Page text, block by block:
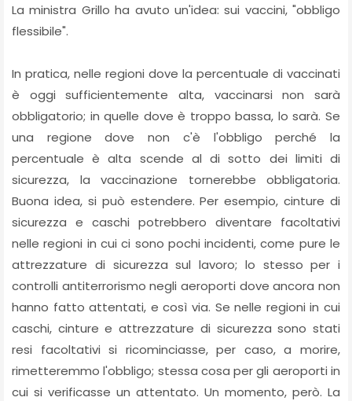
La ministra Grillo ha avuto un'idea: sui vaccini, "obbligo
flessibile".
In pratica, nelle regioni dove la percentuale di vaccinati
è oggi sufficientemente alta, vaccinarsi non sarà
obbligatorio; in quelle dove è troppo bassa, lo sarà. Se
una regione dove non c'è l'obbligo perché la
percentuale è alta scende al di sotto dei limiti di
sicurezza, la vaccinazione tornerebbe obbligatoria.
Buona idea, si può estendere. Per esempio, cinture di
sicurezza e caschi potrebbero diventare facoltativi
nelle regioni in cui ci sono pochi incidenti, come pure le
attrezzature di sicurezza sul lavoro; lo stesso per i
controlli antiterrorismo negli aeroporti dove ancora non
hanno fatto attentati, e così via. Se nelle regioni in cui
caschi, cinture e attrezzature di sicurezza sono stati
resi facoltativi si ricominciasse, per caso, a morire,
rimetteremmo l'obbligo; stessa cosa per gli aeroporti in
cui si verificasse un attentato. Un momento, però. La